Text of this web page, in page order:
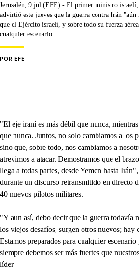
Jerusalén, 9 jul (EFE).- El primer ministro israelí,
advirtió este jueves que la guerra contra Irán
que el Ejército israelí, y sobre todo su fuerza
cualquier escenario.
POR EFE
"El eje iraní es más débil que nunca,
que nunca. Juntos, no solo cambiamos a los
sino que, sobre todo, nos cambiamos a
atrevimos a atacar. Demostramos que el
llega a todas partes, desde Yemen hasta
durante un discurso retransmitido en directo
40 nuevos pilotos militares.
"Y aun así, debo decir que la guerra todavía
los viejos desafíos, surgen otros nuevos; hay
Estamos preparados para cualquier escenario
siempre debemos ser más fuertes que
líder.